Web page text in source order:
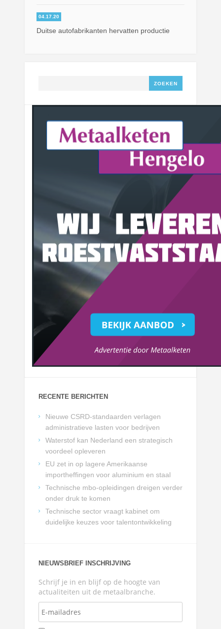
04.17.20
Duitse autofabrikanten hervatten productie
RECENTE BERICHTEN
Nieuwe CSRD-standaarden verlagen
administratieve lasten voor bedrijven
Waterstof kan Nederland een strategisch
voordeel opleveren
EU zet in op lagere Amerikaanse
importheffingen voor aluminium en staal
Technische mbo-opleidingen dreigen verder
onder druk te komen
Technische sector vraagt kabinet om
duidelijke keuzes voor talentontwikkeling
NIEUWSBRIEF INSCHRIJVING
Schrijf je in en blijf op de hoogte van
actualiteiten uit de metaalbranche.